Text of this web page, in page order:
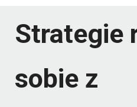
Strategie
sobie z